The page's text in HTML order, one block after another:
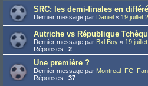
SRC: les demi-finales en
Dernier message par Daniel « 19 juillet
Autriche vs République
Dernier message par Bxl Boy « 19
Réponses : 2
Une première ?
Dernier message par Montreal_FC_Fan
Réponses : 37